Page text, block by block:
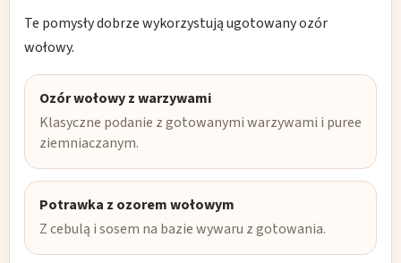
Te pomysły dobrze wykorzystują ugotowany ozór
wołowy.
Ozór wołowy z warzywami
Klasyczne podanie z gotowanymi warzywami i puree
ziemniaczanym.
Potrawka z ozorem wołowym
Z cebulą i sosem na bazie wywaru z gotowania.